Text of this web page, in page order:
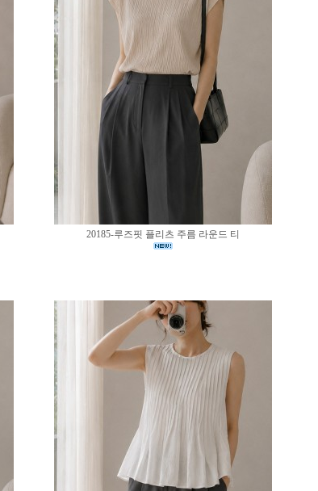
20185-루즈핏 플리츠 주름 라운드 티